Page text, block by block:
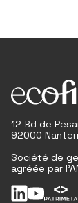
12 Bd de
92000
Société de
agréée par